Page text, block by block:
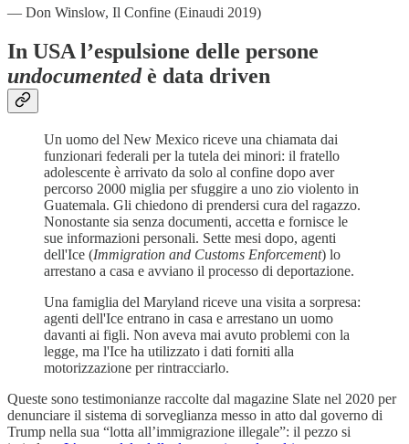
― Don Winslow, Il Confine (Einaudi 2019)
In USA l’espulsione delle persone
undocumentedè data driven
Un uomo del New Mexico riceve una chiamata dai
funzionari federali per la tutela dei minori: il fratello
adolescente è arrivato da solo al confine dopo aver
percorso 2000 miglia per sfuggire a uno zio violento in
Guatemala. Gli chiedono di prendersi cura del ragazzo.
Nonostante sia senza documenti, accetta e fornisce le
sue informazioni personali. Sette mesi dopo, agenti
dell'Ice (Immigration and Customs Enforcement) lo
arrestano a casa e avviano il processo di deportazione.
Una famiglia del Maryland riceve una visita a sorpresa:
agenti dell'Ice entrano in casa e arrestano un uomo
davanti ai figli. Non aveva mai avuto problemi con la
legge, ma l'Ice ha utilizzato i dati forniti alla
motorizzazione per rintracciarlo.
Queste sono testimonianze raccolte dal magazine Slate nel 2020 per
denunciare il sistema di sorveglianza messo in atto dal governo di
Trump nella sua “lotta all’immigrazione illegale”: il pezzo si